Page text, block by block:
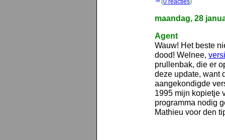
(0 reacties)
maandag, 28
Agent
Wauw! Het beste
dood! Welnee,
prullenbak, die er
deze update, want
aangekondigde
1995 mijn kopietje
programma nodig
Mathieu voor den